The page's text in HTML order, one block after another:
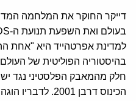
דייקר החוקר את המלחמה
למדינת אפרטהייד היא "אחת
בהיסטוריה הפוליטית של
חלק מהמאבק הפלסטיני נגד
הכינוס דרבן